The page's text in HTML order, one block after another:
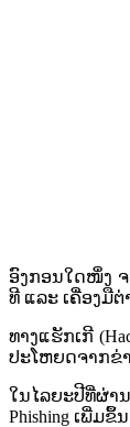
ອົງກອນໃດໜຶ່ງ ຈ
ທີ ແລະ ເຄື່ອງມື
ທາງ​ແຮັກ​ເກີ​
ປະໂຫຍດ​ຈາກຂ່
ໃນໄລຍະປີທີ່ຜ່າ
Phishing ​ເພີ່ມ​ຂຶ້